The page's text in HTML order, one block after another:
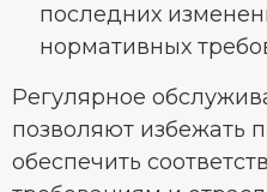
последних
нормативных
Регулярное
позволяют избежать
обеспечить